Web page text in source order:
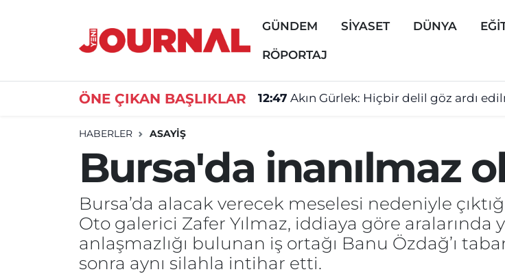
GÜNDEM SİYASET DÜNYA
RÖPORTAJ
ÖNE ÇIKAN BAŞLIKLAR 12:47 Akın Gürlek: Hiçbir delil göz ardı
HABERLER ASAYİŞ
Bursa'da inanılmaz
Bursa’da alacak verecek meselesi nedeniyle
Oto galerici Zafer Yılmaz, iddiaya göre aralarında
anlaşmazlığı bulunan iş ortağı Banu Özdağ’ı
sonra aynı silahla intihar etti.
GÜNDEM
DÜNYA
ÖZEL HABER
Nöbetçi Eczaneler
Süper Lig Puan Durumu ve Fikstür
Son Dakika Haberleri
Haber Arşivi